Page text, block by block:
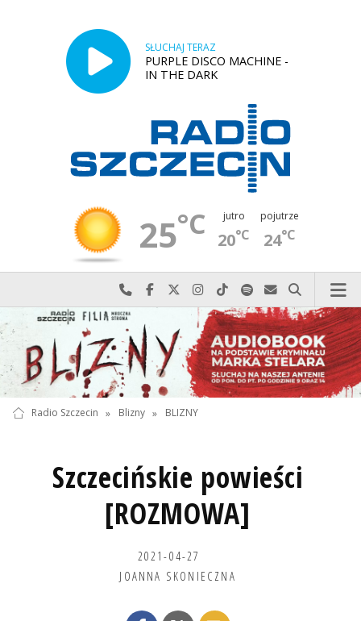
SŁUCHAJ TERAZ
PURPLE DISCO MACHINE -
IN THE DARK
25°C jutro
20°C
pojutrze
24°C
Najlepiej po prostu do nas zadzwoń
Odwiedź nas na Facebook-u
Odwiedź nas na X
Odwiedź nas na Instagram-ie
Odwiedź nas na TikTok-u
Szukaj nas na Spotify
Wyślij do nas
Szukaj
Radio Szczecin » Blizny » BLIZNY
Szczecińskie powieści
[ROZMOWA]
2021-04-27
JOANNA SKONIECZNA